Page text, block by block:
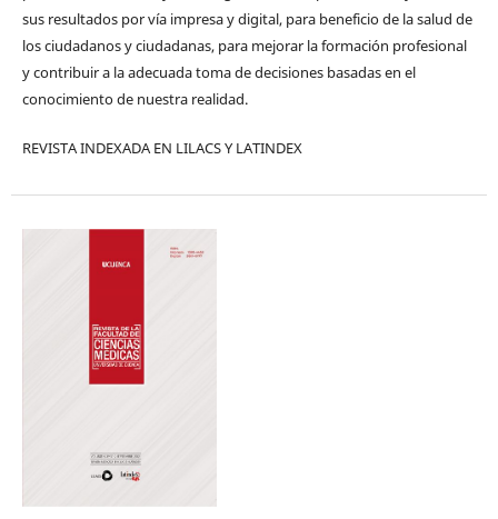
sus resultados por vía impresa y digital, para beneficio de la salud de
los ciudadanos y ciudadanas, para mejorar la formación profesional
y contribuir a la adecuada toma de decisiones basadas en el
conocimiento de nuestra realidad.
REVISTA INDEXADA EN LILACS Y LATINDEX